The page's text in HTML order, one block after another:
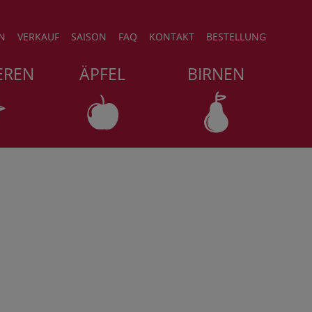
VERKAUF SAISON FAQ KONTAKT BESTELLUNG
ÄPFEL BIRNEN